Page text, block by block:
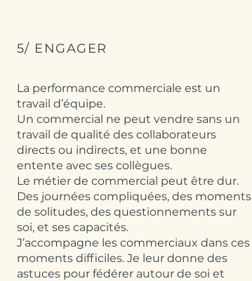
5/ ENGAGER
La performance commerciale est un
travail d’équipe.
Un commercial ne peut vendre sans un
travail de qualité des collaborateurs
directs ou indirects, et une bonne
entente avec ses collègues.
Le métier de commercial peut être dur.
Des journées compliquées, des moments
de solitudes, des questionnements sur
soi, et ses capacités.
J’accompagne les commerciaux dans ces
moments difficiles. Je leur donne des
astuces pour fédérer autour de soi et